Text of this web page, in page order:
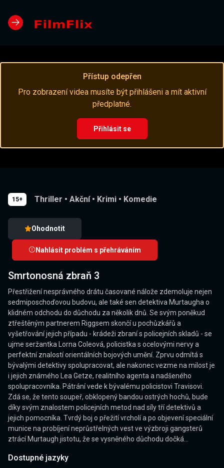
Přístup odepřen
Pro zobrazení videa musíte být přihlášeni a mít aktivní
předplatné.
Přihlásit se
15+ Thriller • Akční • Krimi • Komedie
Ohodnotit
Nahlásit problém s přehráváním
Smrtonosná zbraň 3
Přestřižení nesprávného drátu časované nálože zdemoluje nejen
sedmiposchoďovou budovu, ale také sen detektiva Murtaugha o
klidném odchodu do důchodu za několik dnů. Se svým poněkud
ztřeštěným partnerem Riggsem skončí u pochůzkářů a
vyšetřování jejich případu - krádeži zbraní s policejních skladů - se
ujme seržantka Lorna Coleová, policistka s ocelovými nervy a
perfektní znalostí orientálních bojových umění. Zprvu odmítá s
bývalými detektivy spolupracovat, ale nakonec vezme na milost je
i jejich známého Lea Getze, realitního agenta a nadšeného
spolupracovníka. Pátrání vede k bývalému policistovi Travisovi.
Zdá se, že tento soupeř, obklopený bandou ostrých hochů, bude
díky svým znalostem policejních metod nad síly tří detektivů a
jejich pomocníka. Tvrdý boj o přežití vrcholí a po objevení speciální
munice na probíjení neprůstřelných vest ve výzbroji gangsterů
ztrácí Murtaugh jistotu, že se vysněného důchodu dočká...
Dostupné jazyky